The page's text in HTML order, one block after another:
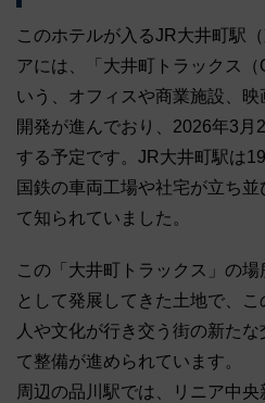
このホテルが入るJR大井町駅
アには、「大井町トラックス
いう、オフィスや商業施設、
開発が進んでおり、2026年3月
する予定です。JR大井町駅は
国鉄の車両工場や社宅が立ち
て知られていました。
この「大井町トラックス」の
として発展してきた土地で、こ
人や文化が行き交う街の新た
て整備が進められています。
周辺の品川駅では、リニア中